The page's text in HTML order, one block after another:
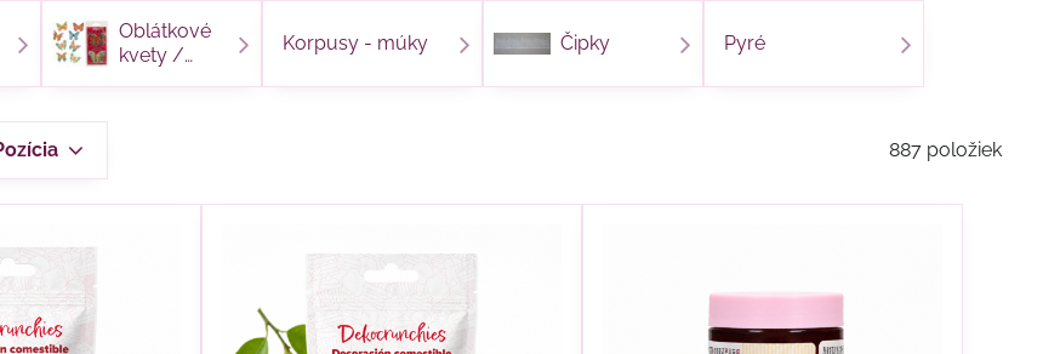
Oblátkové
kvety /
Korpusy - múky Čipky Pyré
887 položiek